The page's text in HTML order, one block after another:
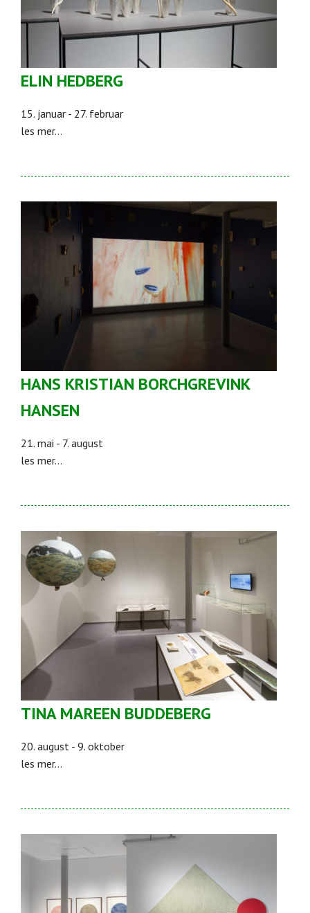
ELIN HEDBERG
15. januar - 27. februar
les mer...
HANS KRISTIAN BORCHGREVINK
HANSEN
21. mai - 7. august
les mer...
TINA MAREEN BUDDEBERG
20. august - 9. oktober
les mer...